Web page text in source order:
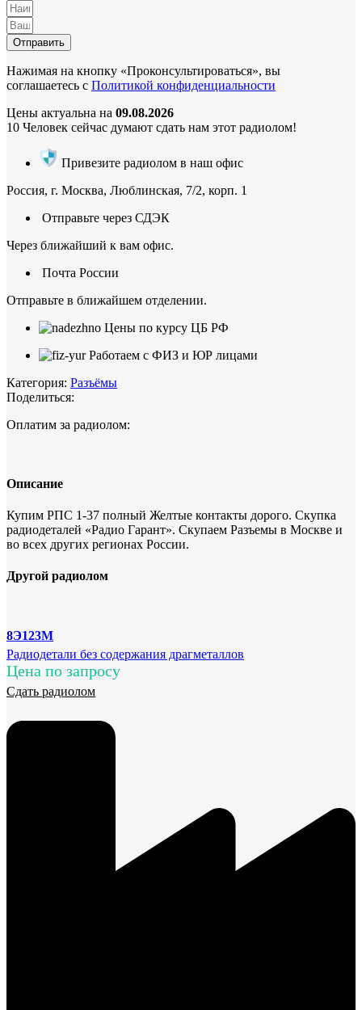
Отправить
Нажимая на кнопку «Проконсультироваться», вы
соглашаетесь с Политикой конфиденциальности
Цены актуальна на 09.08.2026
10 Человек сейчас думают сдать нам этот радиолом!
Привезите радиолом в наш офис
Россия, г. Москва, Люблинская, 7/2, корп. 1
Отправьте через СДЭК
Через ближайший к вам офис.
Почта России
Отправьте в ближайшем отделении.
Цены по курсу ЦБ РФ
Работаем с ФИЗ и ЮР лицами
Категория: Разъёмы
Поделиться:
Оплатим за радиолом:
Описание
Купим РПС 1-37 полный Желтые контакты дорого. Скупка
радиодеталей «Радио Гарант». Скупаем Разъемы в Москве и
во всех других регионах России.
Другой радиолом
8Э123М
Радиодетали без содержания драгметаллов
Цена по запросу
Сдать радиолом